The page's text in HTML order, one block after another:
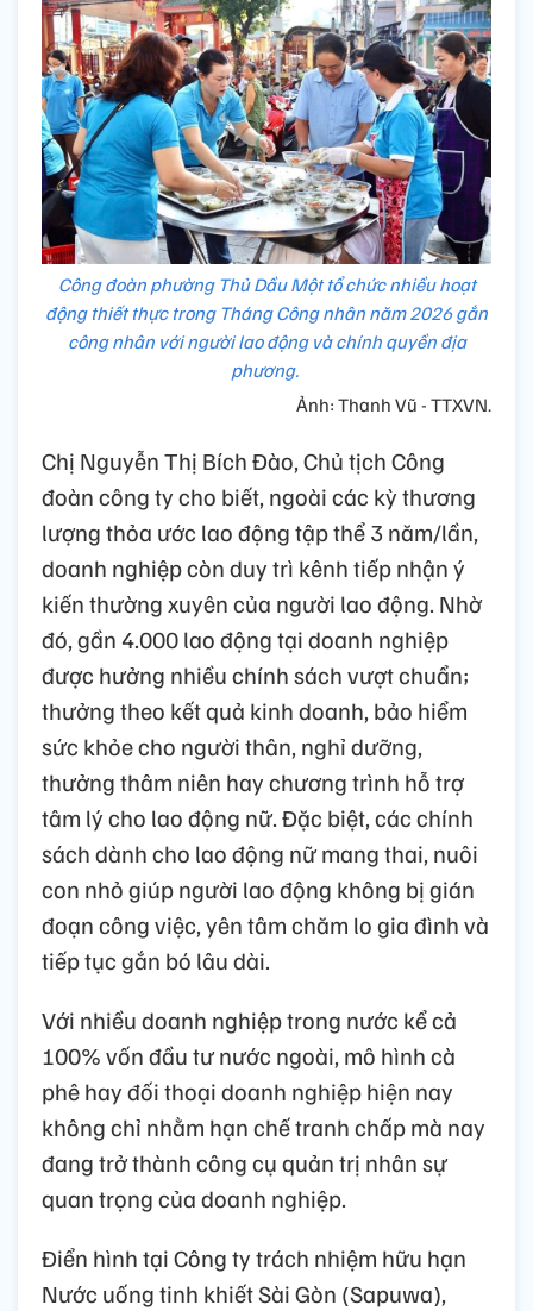
Công đoàn phường Thủ Dầu Một tổ chức nhiều hoạt
động thiết thực trong Tháng Công nhân năm 2026 gắn
công nhân với người lao động và chính quyền địa
phương.
Ảnh: Thanh Vũ - TTXVN.
Chị Nguyễn Thị Bích Đào, Chủ tịch Công
đoàn công ty cho biết, ngoài các kỳ thương
lượng thỏa ước lao động tập thể 3 năm/lần,
doanh nghiệp còn duy trì kênh tiếp nhận ý
kiến thường xuyên của người lao động. Nhờ
đó, gần 4.000 lao động tại doanh nghiệp
được hưởng nhiều chính sách vượt chuẩn;
thưởng theo kết quả kinh doanh, bảo hiểm
sức khỏe cho người thân, nghỉ dưỡng,
thưởng thâm niên hay chương trình hỗ trợ
tâm lý cho lao động nữ. Đặc biệt, các chính
sách dành cho lao động nữ mang thai, nuôi
con nhỏ giúp người lao động không bị gián
đoạn công việc, yên tâm chăm lo gia đình và
tiếp tục gắn bó lâu dài.
Với nhiều doanh nghiệp trong nước kể cả
100% vốn đầu tư nước ngoài, mô hình cà
phê hay đối thoại doanh nghiệp hiện nay
không chỉ nhằm hạn chế tranh chấp mà nay
đang trở thành công cụ quản trị nhân sự
quan trọng của doanh nghiệp.
Điển hình tại Công ty trách nhiệm hữu hạn
Nước uống tinh khiết Sài Gòn (Sapuwa),